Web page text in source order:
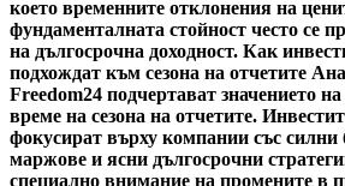
което временните отклонения на
фундаменталната стойност често се
на дългосрочна доходност. Как
подхождат към сезона на отчетите
Freedom24 подчертават значението
време на сезона на отчетите.
фокусират върху компании със силни
маржове и ясни дългосрочни
специално внимание на промените в